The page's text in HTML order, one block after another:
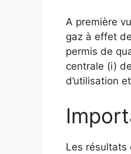
A première
gaz à effet
permis de
centrale (i)
d’utilisation
Les résultats